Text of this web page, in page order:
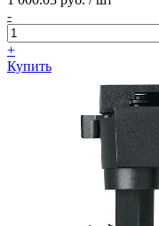
-
+
Купить